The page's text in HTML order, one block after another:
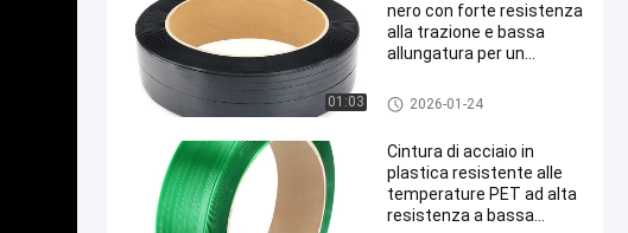
01:03
nero con forte resistenza
alla trazione e bassa
allungatura per un
2026-01-24
Cintura di acciaio in
plastica resistente alle
temperature PET ad alta
resistenza a bassa